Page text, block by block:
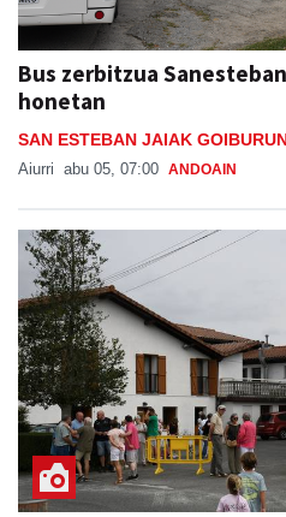
Bus zerbitzua
honetan
SAN ESTEBAN JAIAK
Aiurri abu 05, 07:00 ANDOAIN